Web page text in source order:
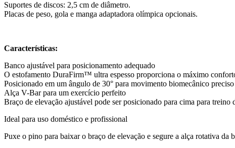
Suportes de discos: 2,5 cm de diâmetro.
Placas de peso, gola e manga adaptadora olímpica opcionais.
Características:
Banco ajustável para posicionamento adequado
O estofamento DuraFirm™ ultra espesso proporciona o máximo
Posicionado em um ângulo de 30° para movimento biomecânico preciso
Alça V-Bar para um exercício perfeito
Braço de elevação ajustável pode ser posicionado para cima para treino
Ideal para uso doméstico e profissional
Puxe o pino para baixar o braço de elevação e segure a alça rotativa